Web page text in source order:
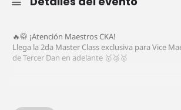
🔥🥋 ¡Atención Maestros CKA!
Llega la 2da Master Class exclusiva para Vice
de Tercer Dan en adelante 🥇🥈🥇